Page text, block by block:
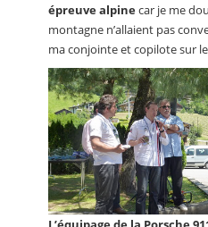
épreuve alpinecar je me
montagne n’allaient pas
ma conjointe et copilote sur